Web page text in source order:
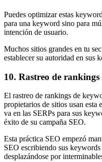
Puedes optimizar estas
para una keyword sino para
intención de usuario.
Muchos sitios grandes en tu
establecer su autoridad en sus
10. Rastreo de
El rastreo de rankings de
propietarios de sitios usan esta
va en las SERPs para sus
éxito de su campaña SEO.
Esta práctica SEO empezó
SEO escribiendo sus
desplazándose por